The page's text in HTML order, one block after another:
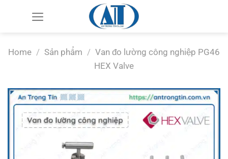
dungHome / Sản phẩm / Van đo lường công nghiệp PG46
HEX Valve